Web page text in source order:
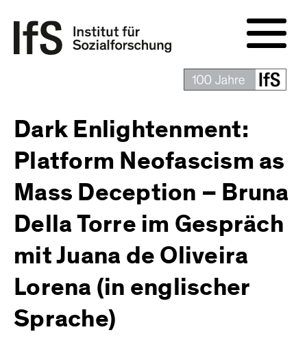
Dark Enlightenment:
Platform Neofascism as
Mass Deception – Bruna
Della Torre im Gespräch
mit Juana de Oliveira
Lorena (in englischer
Sprache)